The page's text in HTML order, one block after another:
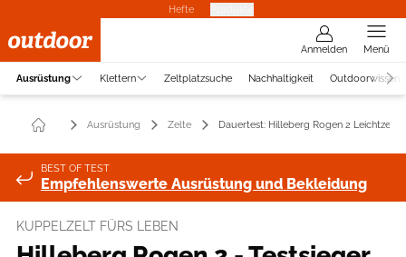
Hefte
Anmelden Menü
Ausrüstung Klettern Zeltplatzsuche Nachhaltigkeit Outdoorwissen
Ausrüstung Zelte Dauertest: Hilleberg Rogen 2 Leichtzelt
BEST OF TEST
Empfehlenswerte Ausrüstung und Bekleidung
KUPPELZELT FÜRS LEBEN